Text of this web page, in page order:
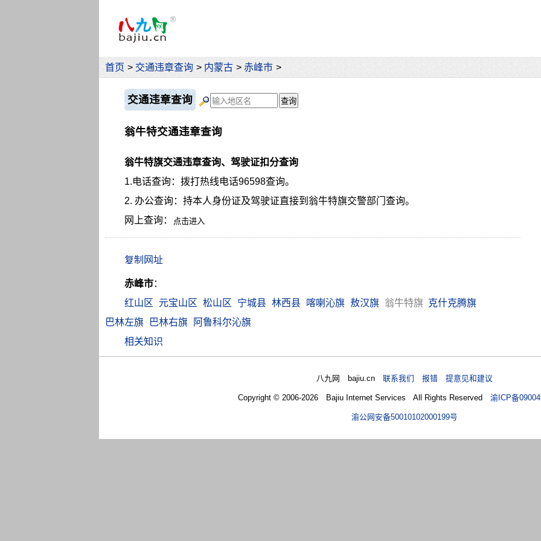
首页 > 交通违章查询 > 内蒙古 > 赤峰市 >
交通违章查询
翁牛特交通违章查询
翁牛特旗交通违章查询、驾驶证扣分查询
1.电话查询：拨打热线电话96598查询。
2. 办公查询：持本人身份证及驾驶证直接到翁牛特旗交警部门查询。
网上查询：
赤峰市：
红山区
元宝山区 松山区 宁城县 林西县 喀喇沁旗 敖汉旗 翁牛特旗 克什克腾旗
巴林左旗
巴林右旗
阿鲁科尔沁旗
相关知识
八九网 bajiu.cn联系我们 报错 提意见和建议
Copyright © 2006-2026 Bajiu Internet Services All Rights Reserved 渝ICP备
渝公网安备50010102000199号